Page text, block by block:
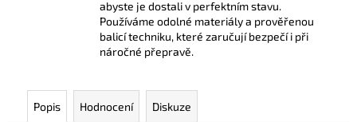
abyste je dostali v perfektním stavu.
Používáme odolné materiály a prověřenou
balicí techniku, které zaručují bezpečí i při
náročné přepravě.
Popis Hodnocení Diskuze